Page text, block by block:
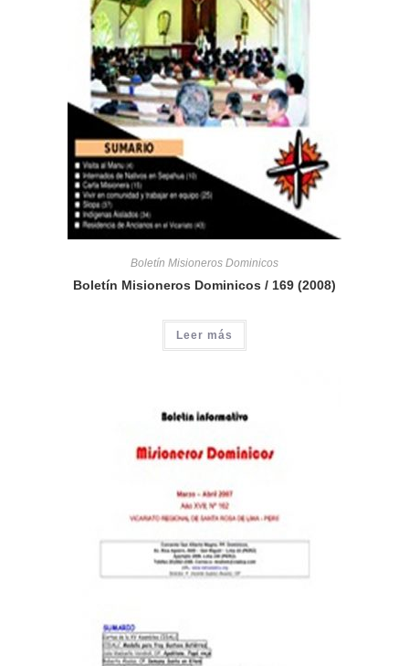
Boletín Misioneros Dominicos
Boletín Misioneros Dominicos / 169 (2008)
Leer más